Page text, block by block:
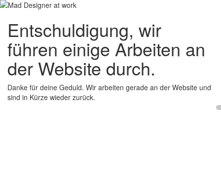
Entschuldigung, wir
führen einige Arbeiten an
der Website durch.
Danke für deine Geduld. Wir arbeiten gerade an der Website und
sind in Kürze wieder zurück.